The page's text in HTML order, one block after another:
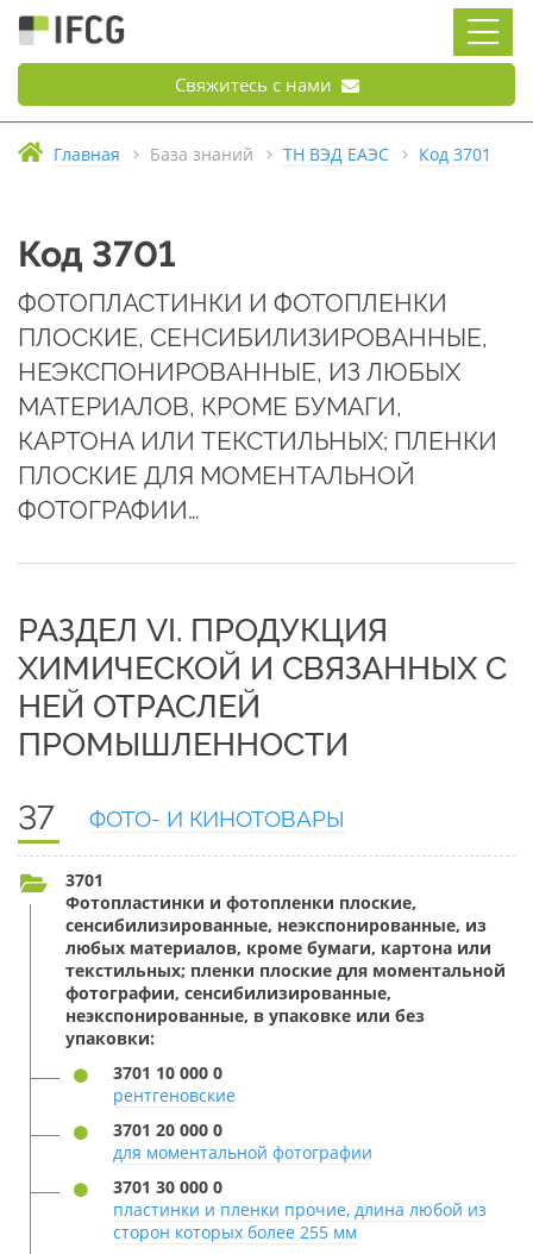
Свяжитесь с нами
Главная База знаний ТН ВЭД ЕАЭС Код 3701
Код 3701
ФОТОПЛАСТИНКИ И ФОТОПЛЕНКИ
ПЛОСКИЕ, СЕНСИБИЛИЗИРОВАННЫЕ,
НЕЭКСПОНИРОВАННЫЕ, ИЗ ЛЮБЫХ
МАТЕРИАЛОВ, КРОМЕ БУМАГИ,
КАРТОНА ИЛИ ТЕКСТИЛЬНЫХ; ПЛЕНКИ
ПЛОСКИЕ ДЛЯ МОМЕНТАЛЬНОЙ
ФОТОГРАФИИ…
РАЗДЕЛ VI. ПРОДУКЦИЯ
ХИМИЧЕСКОЙ И СВЯЗАННЫХ С
НЕЙ ОТРАСЛЕЙ
ПРОМЫШЛЕННОСТИ
37 ФОТО- И КИНОТОВАРЫ
3701
Фотопластинки и фотопленки плоские,
сенсибилизированные, неэкспонированные, из
любых материалов, кроме бумаги, картона или
текстильных; пленки плоские для моментальной
фотографии, сенсибилизированные,
неэкспонированные, в упаковке или без
упаковки:
3701 10 000 0
рентгеновские
3701 20 000 0
для моментальной фотографии
3701 30 000 0
пластинки и пленки прочие, длина любой из
сторон которых более 255 мм